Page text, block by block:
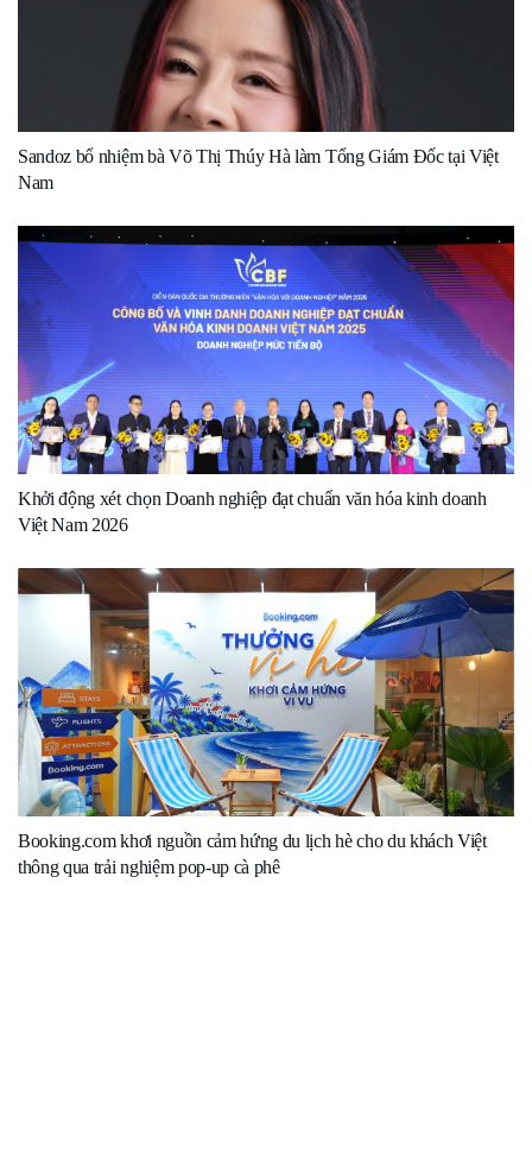
Sandoz bổ nhiệm bà Võ Thị Thúy Hà làm Tổng Giám Đốc tại Việt
Nam
Khởi động xét chọn Doanh nghiệp đạt chuẩn văn hóa kinh doanh
Việt Nam 2026
Booking.com khơi nguồn cảm hứng du lịch hè cho du khách Việt
thông qua trải nghiệm pop-up cà phê